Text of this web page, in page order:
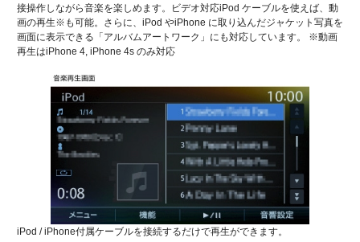
接操作しながら音楽を楽しめます。ビデオ対応iPod ケーブルを使えば、動
画の再生※も可能。さらに、iPod やiPhone に取り込んだジャケット写真を
画面に表示できる「アルバムアートワーク」にも対応しています。 ※動画
再生はiPhone 4, iPhone 4s のみ対応
iPod / iPhone付属ケーブルを接続するだけで再生ができます。